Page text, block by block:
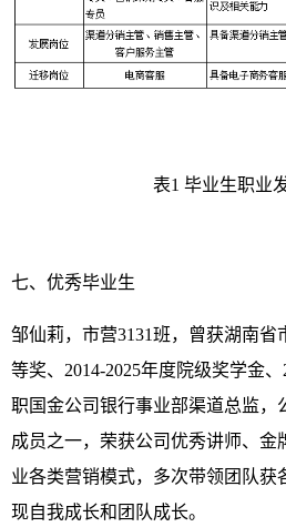
表1 毕业生职业
七、优秀毕业生
邹仙莉，市营3131班，曾获湖南省
等奖、2014-2025年度院级奖学金
职国金公司银行事业部渠道总监，
成员之一，荣获公司优秀讲师、金
业各类营销模式，多次带领团队获
现自我成长和团队成长。